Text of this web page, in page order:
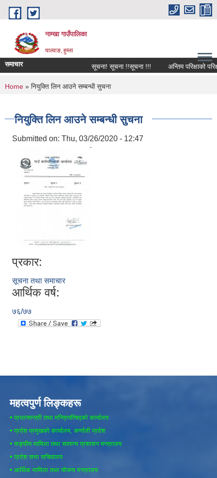
Skip to main content
नाम्खा गाउँपालिका
याल्वाङ, हुम्ला
समाचार सूचना! सूचना !!सूचना !!! अन्तिम परिक्षाको
You are here
Home » नियुक्ति लिन आउने सम्बन्धी सुचना
नियुक्ति लिन आउने सम्बन्धी सुचना
Submitted on: Thu, 03/26/2020 - 12:47
प्रकार:
सूचना तथा समाचार
आर्थिक वर्ष:
७६/७७
महत्वपुर्ण लिङ्कहरू
• प्रधानमन्त्री तथा मन्त्रिपरिषद्को कार्यालय
• प्रदेश प्रमुखको कार्यालय, कर्णाली प्रदेश
• सङ्घीय मामिला तथा सामान्य प्रशासन मन्त्रालय
• प्रदेश सभा सचिवालय
• आर्थिक मामिला तथा योजना मन्त्रालय